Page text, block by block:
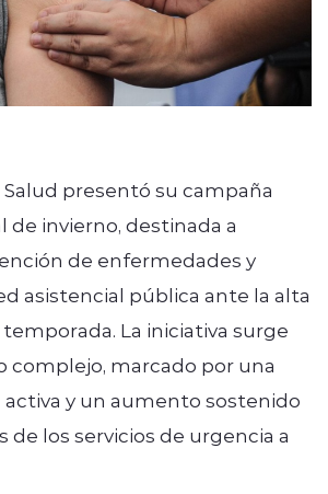
presentó su campaña
de invierno, destinada a
de enfermedades y
asistencial pública ante la alta
La iniciativa surge
complejo, marcado por una
activa y un aumento sostenido
de los servicios de urgencia a